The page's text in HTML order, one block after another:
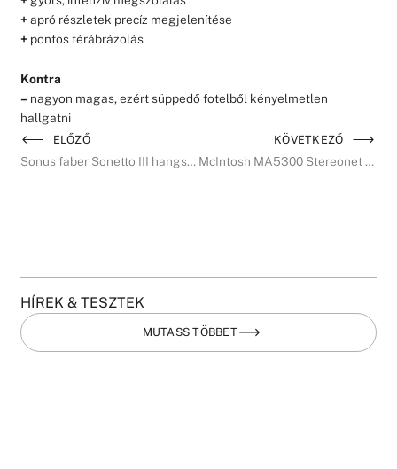
+apró részletek precíz megjelenítése
+pontos térábrázolás
Kontra
–nagyon magas, ezért süppedő fotelből kényelmetlen
hallgatni
ELŐZŐ
Sonus faber Sonetto III hangsugárzó teszt
KÖVETKEZŐ
McIntosh MA5300 Stereonet bemutató
HÍREK & TESZTEK
MUTASS TÖBBET